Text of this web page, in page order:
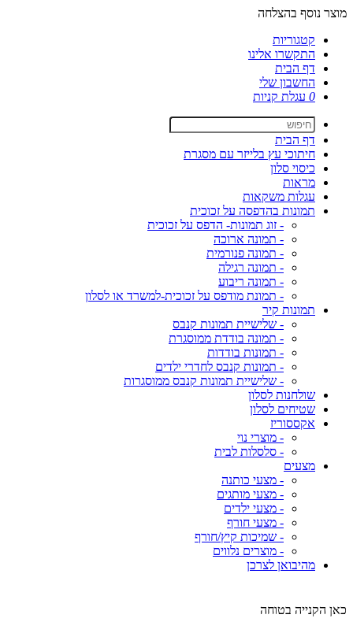
מוצר נוסף בהצלחה
קטגוריות
התקשרו אלינו
דף הבית
החשבון שלי
0 עגלת קניות
דף הבית
חיתוכי עץ בלייזר עם מסגרת
כיסוי סלון
מראות
עגלות משקאות
תמונות בהדפסה על זכוכית
- זוג תמונות- הדפס על זכוכית
- תמונה ארוכה
- תמונה פנורמית
- תמונה רגילה
- תמונה ריבוע
- תמונת מודפס על זכוכית-למשרד או לסלון
תמונות קיר
- שלישיית תמונות קנבס
- תמונה בודדת ממוסגרת
- תמונות בודדות
- תמונות קנבס לחדרי ילדים
- שלישיית תמונות קנבס ממוסגרות
שולחנות לסלון
שטיחים לסלון
אקססוריז
- מוצרי נוי
- סלסלות לבית
מצעים
- מצעי כותנה
- מצעי מותגים
- מצעי ילדים
- מצעי חורף
- שמיכות קיץ/חורף
- מוצרים נלווים
מהיבואן לצרכן
כאן הקנייה בטוחה